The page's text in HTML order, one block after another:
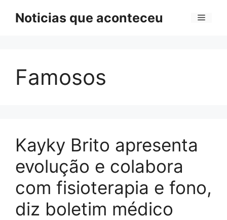
Noticias que aconteceu Menu
Famosos
Kayky Brito apresenta
evolução e colabora
com fisioterapia e fono,
diz boletim médico